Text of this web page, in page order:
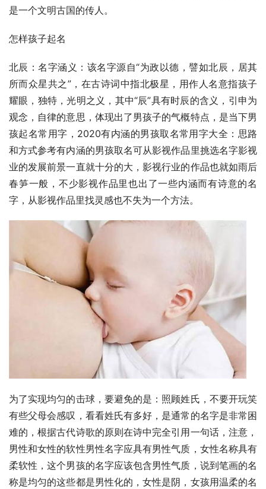
是一个文明古国的传人。
怎样孩子起名
北辰：名字涵义：该名字源自“为政以德，譬如北辰，居其
所而众星共之”，在古诗词中指北极星，用作人名意指孩子
耀眼，独特，光明之义，其中“辰”具有时辰的含义，引申为
观念，自律的意思，体现出了男孩子的气概特点，是当下男
孩起名常用字，2020有内涵的男孩取名常用字大全：思路
和方式参考有内涵的男孩取名可从影视作品里挑选名字影视
业的发展前景一直就十分的大，影视行业的作品也就如雨后
春笋一般，不少影视作品里也出了一些内涵而有诗意的名
字，从影视作品里找灵感也不失为一个方法。
为了实现均匀的击球，要避免的是：照顾姓氏，不要开玩笑
有些父母会感叹，看看姓氏有多好，是通常的名字是非常困
难的，根据古代诗歌的原则在诗中完全引用一句话，注意，
男性和女性的软性男性名字应具有男性气质，女性名称具有
柔软性，这个男孩的名字应该包含男性气质，说到笔画的名
称是均匀的这些都是男性化的，女性是阴，女孩用温柔的名